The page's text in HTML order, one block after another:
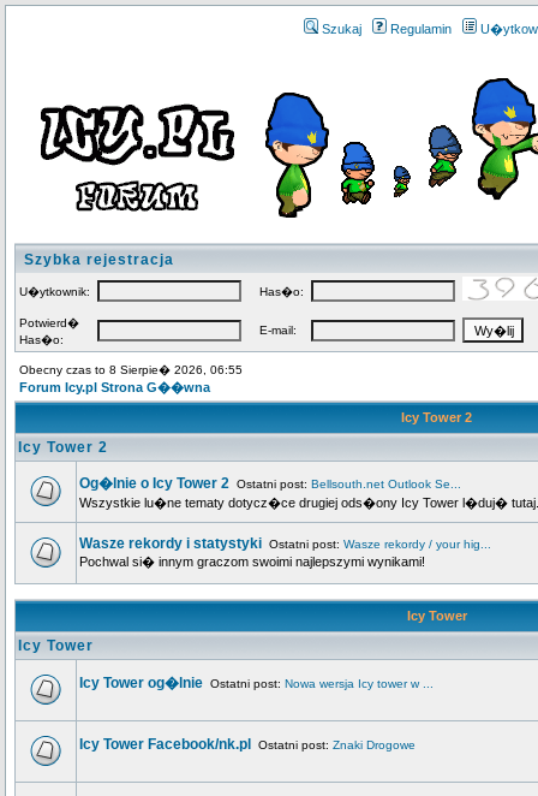
Szukaj Regulamin
Szybka rejestracja
U�ytkownik: Has�o:
Potwierd�
Has�o:
E-mail:
Obecny czas to 8 Sierpie� 2026, 06:55
Forum Icy.pl Strona G��wna
Icy Tower 2
Icy Tower 2
Og�lnie o Icy Tower 2 Ostatni post: Bellsouth.net Outlook Se...
Wszystkie lu�ne tematy dotycz�ce drugiej ods�ony Icy Tower l�duj� tutaj.
Wasze rekordy i statystyki Ostatni post: Wasze rekordy / your hig...
Pochwal si� innym graczom swoimi najlepszymi wynikami!
Icy Tower
Icy Tower
Icy Tower og�lnie Ostatni post: Nowa wersja Icy tower w ...
Icy Tower Facebook/nk.pl Ostatni post: Znaki Drogowe